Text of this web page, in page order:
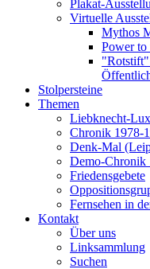
Plakat-
Virtuelle
Mythos
Power to
"Rotstift"
Stolpersteine
Themen
Liebknecht-
Chronik 1978-
Denk-Mal
Demo-Chronik
Friedensgebete
Fernsehen in
Kontakt
Über uns
Linksammlung
Suchen